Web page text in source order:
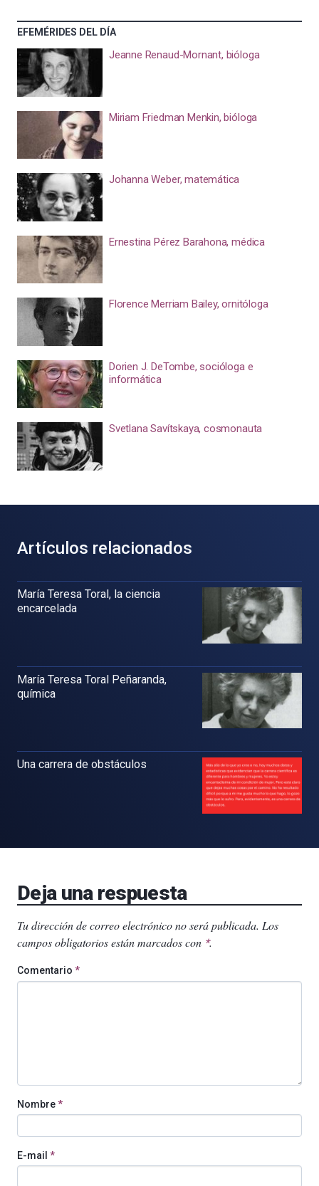
EFEMÉRIDES DEL DÍA
Jeanne Renaud-Mornant, bióloga
Miriam Friedman Menkin, bióloga
Johanna Weber, matemática
Ernestina Pérez Barahona, médica
Florence Merriam Bailey, ornitóloga
Dorien J. DeTombe, socióloga e
informática
Svetlana Savítskaya, cosmonauta
Artículos relacionados
María Teresa Toral, la ciencia
encarcelada
María Teresa Toral Peñaranda,
química
Una carrera de obstáculos
Deja una respuesta
Tu dirección de correo electrónico no será publicada. Los
campos obligatorios están marcados con *.
Comentario *
Nombre*
E-mail *